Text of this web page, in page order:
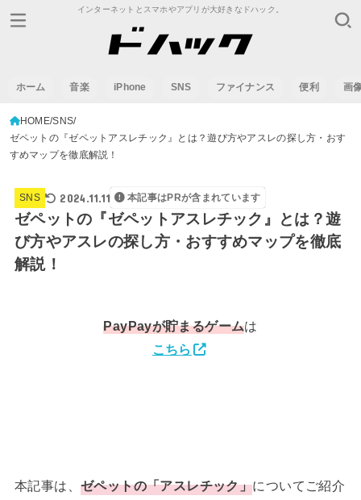
インターネットとスマホやアプリが大好きなドハック。
ホーム 音楽 iPhone SNS ファイナンス 便利 画
HOME SNS
ゼペットの『ゼペットアスレチック』とは？遊び方やアスレの探し方・おす
すめマップを徹底解説！
SNS 2024.11.11 本記事はPRが含まれています
ゼペットの『ゼペットアスレチック』とは？遊
び方やアスレの探し方・おすすめマップを徹底
解説！
PayPayが貯まるゲームは
こちら
本記事は、 ゼペットの「アスレチック」についてご紹介